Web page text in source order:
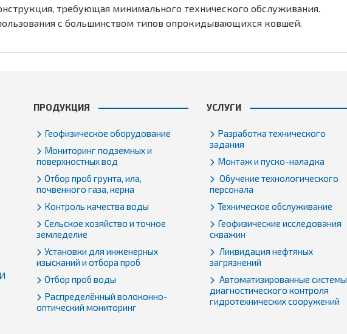
требующая минимального технического обслуживания.
с большинством типов опрокидывающихся ковшей.
ПРОДУКЦИЯ
Геофизическое оборудование
Мониторинг подземных и
поверхностных вод
Отбор проб грунта, ила,
почвенного газа, керна
Контроль качества воды
Сельское хозяйство и точное
земледелие
Установки для инженерных
изысканий и отбора проб
Отбор проб воды
Распределённый волоконно-
оптический мониторинг
УСЛУГИ
Разработка технического
задания
Монтаж и пуско-наладка
Обучение технологического
персонала
Техническое обслуживание
Геофизические исследования
скважин
Ликвидация нефтяных
загрязнений
Автоматизированные системы
диагностического контроля
гидротехнических сооружений